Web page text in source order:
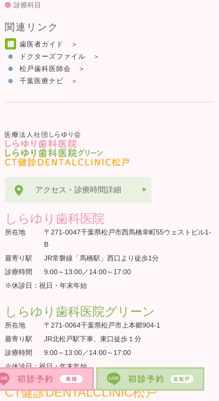
診療科目
関連リンク
歯医者ガイド
ドクターズファイル
松戸歯科医師会
千葉医療ナビ
アクセス・診療時間詳細
しらゆり歯科医院
所在地
〒271-0047千葉県松戸市西馬橋幸町55ウェストビル1-
B
最寄り駅
JR常磐線「馬橋駅」西口より徒歩1分
診療時間
9:00～13:00／14:00～17:00
※休診日：祝日・年末年始
しらゆり歯科医院グリーン
所在地
〒271-0064千葉県松戸市上本郷904-1
最寄り駅
JR北松戸駅下車、東口徒歩１分
診療時間
9:00～13:00／14:00～17:00
※休診日：祝日・年末年始
CT健診DENTALCLINIC松戸